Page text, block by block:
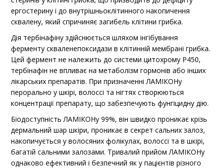
ергостерину і до внутрішньоклітинного накопичення
сквалену, який спричиняє загибель клітини грибка.
Дія тербінафіну здійснюється шляхом інгібування
ферменту скваленепоксидази в клітинній мембрані грибка.
Цей фермент не належить до системи цитохрому Р450,
тербінафін не впливає на метаболізм гормонів або інших
лікарських препаратів. При призначенні ЛАМІКОНу
перорально у шкірі, волоссі та нігтях створюються
концентрації препарату, що забезпечують фунгіцидну дію.
Біодоступність ЛАМІКОНу 99%, він швидко проникає крізь
дермальний шар шкіри, проникає в секрет сальних залоз,
накопичується у волосяних фолікулах, волоссі та в шкірі,
багатій сальними залозами. Тривалий прийом ЛАМІКОНу
однаково ефективний і безпечний як у пацієнтів різного